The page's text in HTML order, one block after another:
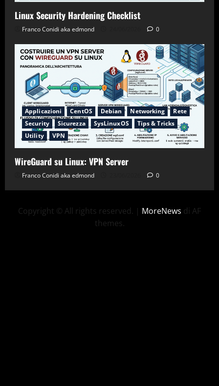
Linux Security Hardening Checklist
Franco Conidi aka edmond 0
Applicazioni CentOS Debian Networking
Rete
Security
Sicurezza SysLinuxOS
Tips & Tricks
Utility
VPN
WireGuard su Linux: VPN Server
Franco Conidi aka edmond 0
Copyright © All rights reserved. | MoreNews di AF
themes.